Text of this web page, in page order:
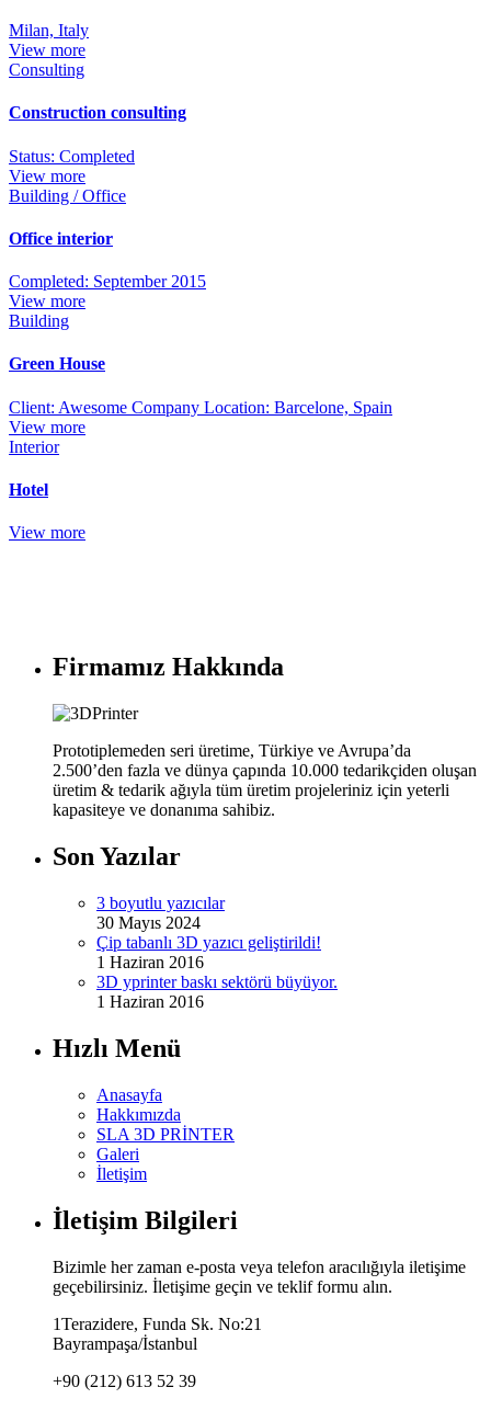
Milan, Italy
View more
Consulting
Construction consulting
Status: Completed
View more
Building / Office
Office interior
Completed: September 2015
View more
Building
Green House
Client: Awesome Company Location: Barcelone, Spain
View more
Interior
Hotel
View more
Firmamız Hakkında
Prototiplemeden seri üretime, Türkiye ve Avrupa’da
2.500’den fazla ve dünya çapında 10.000 tedarikçiden oluşan
üretim & tedarik ağıyla tüm üretim projeleriniz için yeterli
kapasiteye ve donanıma sahibiz.
Son Yazılar
3 boyutlu yazıcılar
30 Mayıs 2024
Çip tabanlı 3D yazıcı geliştirildi!
1 Haziran 2016
3D yprinter baskı sektörü büyüyor.
1 Haziran 2016
Hızlı Menü
Anasayfa
Hakkımızda
SLA 3D PRİNTER
Galeri
İletişim
İletişim Bilgileri
Bizimle her zaman e-posta veya telefon aracılığıyla iletişime
geçebilirsiniz. İletişime geçin ve teklif formu alın.
1Terazidere, Funda Sk. No:21
Bayrampaşa/İstanbul
+90 (212) 613 52 39